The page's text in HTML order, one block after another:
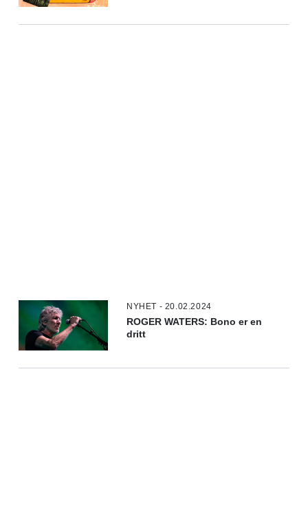
NYHET - 20.02.2024
ROGER WATERS: Bono er en
dritt